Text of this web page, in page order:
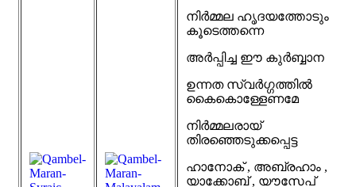
നിർമ്മല ഹൃദയത്തോടും
കൂടെത്തന്നെ
അർപ്പിച്ച ഈ കുർബ്ബാന
ഉന്നത സ്വർഗ്ഗത്തിൽ
കൈകൊള്ളേണമേ
നിർമ്മലരായ്
തിരഞ്ഞെടുക്കപ്പെട്ട
ഹാനോക് , അബ്രഹാം ,
യാക്കോബ് , യൗസേപ്